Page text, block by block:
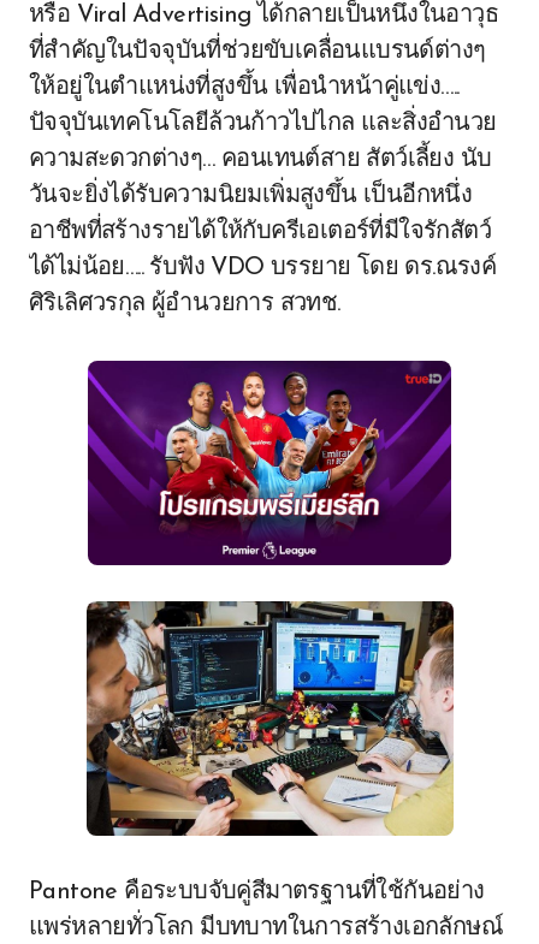
หรือ Viral Advertising ได้กลายเป็นหนึ่งในอาวุธ
ที่สำคัญในปัจจุบันที่ช่วยขับเคลื่อนแบรนด์ต่างๆ
ให้อยู่ในตำแหน่งที่สูงขึ้น เพื่อนำหน้าคู่แข่ง…..
ปัจจุบันเทคโนโลยีล้วนก้าวไปไกล และสิ่งอำนวย
ความสะดวกต่างๆ… คอนเทนต์สาย สัตว์เลี้ยง นับ
วันจะยิ่งได้รับความนิยมเพิ่มสูงขึ้น เป็นอีกหนึ่ง
อาชีพที่สร้างรายได้ให้กับครีเอเตอร์ที่มีใจรักสัตว์
ได้ไม่น้อย….. รับฟัง VDO บรรยาย โดย ดร.ณรงค์
ศิริเลิศวรกุล ผู้อำนวยการ สวทช.
Pantone คือระบบจับคู่สีมาตรฐานที่ใช้กันอย่าง
แพร่หลายทั่วโลก มีบทบาทในการสร้างเอกลักษณ์